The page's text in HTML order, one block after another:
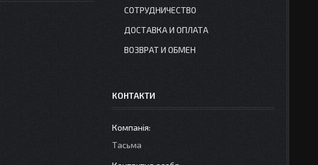
СОТРУДНИЧЕСТВО
ДОСТАВКА И ОПЛАТА
ВОЗВРАТ И ОБМЕН
КОНТАКТИ
Тасьма